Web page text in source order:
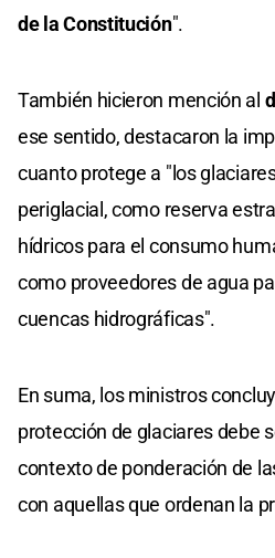
de la Constitución".
También hicieron mención al
ese sentido, destacaron la
cuanto protege a "los
periglacial, como reserva
hídricos para el consumo
como proveedores de agua
cuencas hidrográficas".
En suma, los ministros
protección de glaciares debe
contexto de ponderación de
con aquellas que ordenan la